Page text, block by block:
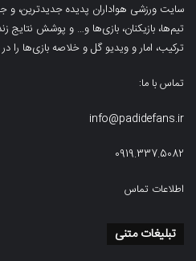
سایت ورزشی هواداران پدیده جدیدترین، و
تیم‌ها، بازیکنان، بازی‌ها و… و پوشش نتایج
ترکیب، امار و ویدیو‌‌ گل‌ و خلاصه بازی‌ها را
تماس با ما:
info@padidefans.ir
0919.337.5082
اطلاعات تماس
تبلیغات متنی